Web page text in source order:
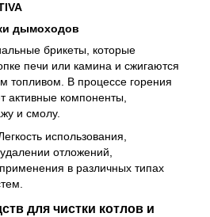
дымоходов
брикеты, которые
печи или камина и сжигаются
топливом. В процессе горения
активные компоненты,
и смолу.
использования,
отложений,
в различных типах
для чистки котлов и